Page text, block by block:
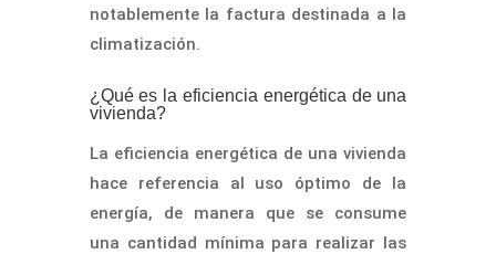
notablemente la factura destinada a la
climatización.
¿Qué es la eficiencia energética de una
vivienda?
La eficiencia energética de una vivienda
hace referencia al uso óptimo de la
energía, de manera que se consume
una cantidad mínima para realizar las